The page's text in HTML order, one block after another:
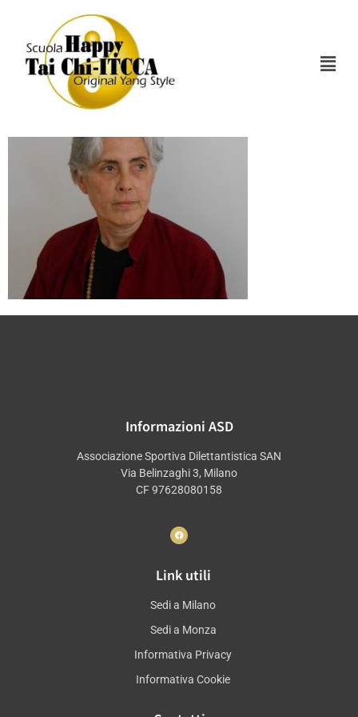
Silvia Mantero
Informazioni ASD
Associazione Sportiva Dilettantistica SAN
Via Belinzaghi 3, Milano
CF 97628080158
Link utili
Sedi a Milano
Sedi a Monza
Informativa Privacy
Informativa Cookie